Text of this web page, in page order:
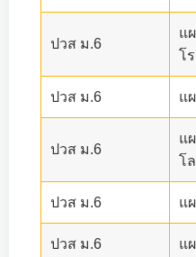
ปวส ม.6
แ
โ
ปวส ม.6 แ
ปวส ม.6
แ
โ
ปวส ม.6 แ
ปวส ม.6 แ